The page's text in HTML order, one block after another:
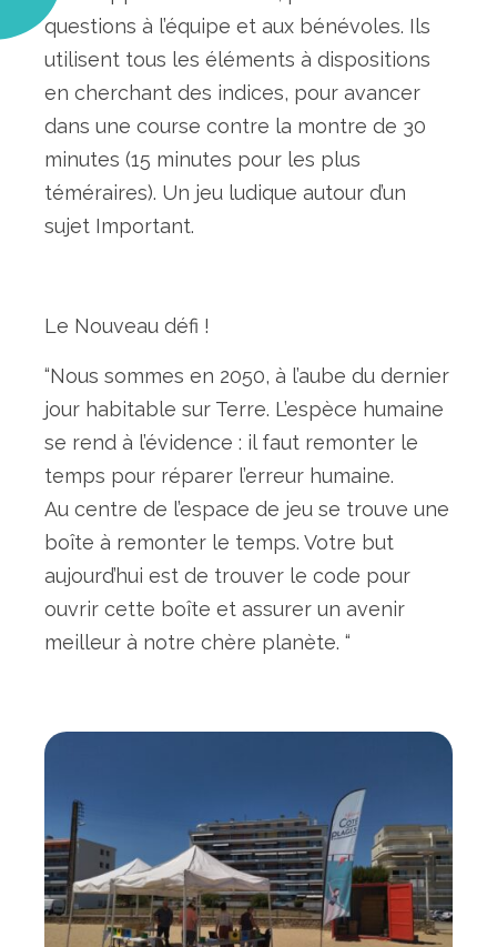
questions à l’équipe et aux bénévoles. Ils
utilisent tous les éléments à dispositions
en cherchant des indices, pour avancer
dans une course contre la montre de 30
minutes (15 minutes pour les plus
téméraires). Un jeu ludique autour d’un
sujet Important.
Le Nouveau défi !
“Nous sommes en 2050, à l’aube du dernier
jour habitable sur Terre. L’espèce humaine
se rend à l’évidence : il faut remonter le
temps pour réparer l’erreur humaine.
Au centre de l’espace de jeu se trouve une
boîte à remonter le temps. Votre but
aujourd’hui est de trouver le code pour
ouvrir cette boîte et assurer un avenir
meilleur à notre chère planète. “